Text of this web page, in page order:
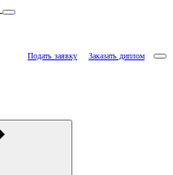
Подать заявку Заказать диплом